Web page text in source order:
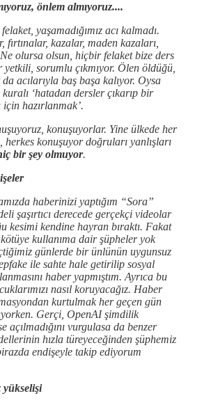
önlem almıyoruz....
felaket, yaşamadığımız acı kalmadı.
fırtınalar, kazalar, maden kazaları,
olursa olsun, hiçbir felaket bize ders
sorumlu çıkmıyor. Ölen öldüğü,
acılarıyla baş başa kalıyor. Oysa
‘hatadan dersler çıkarıp bir
hazırlanmak’.
konuşuyorlar. Yine ülkede her
herkes konuşuyor doğruları yanlışları
bir şey olmuyor.
haberinizi yaptığım “Sora”
şaşırtıcı derecede gerçekçi videolar
kesimi kendine hayran bıraktı. Fakat
kullanıma dair şüpheler yok
günlerde bir ünlünün uygunsuz
ile sahte hale getirilip sosyal
haber yapmıştım. Ayrıca bu
nasıl koruyacağız. Haber
kurtulmak her geçen gün
Gerçi, OpenAI şimdilik
açılmadığını vurgulasa da benzer
hızla türeyeceğinden şüphemiz
endişeyle takip ediyorum
yükselişi